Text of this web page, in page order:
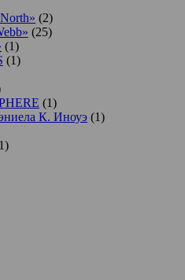
(2)
(25)
(1)
(1)
(1)
К. Иноуэ (1)